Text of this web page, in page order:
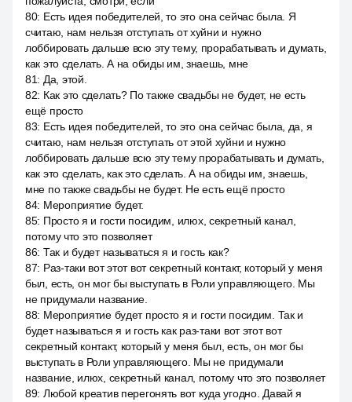
80: Есть идея победителей, то это она сейчас была. Я
считаю, нам нельзя отступать от хуйни и нужно
лоббировать дальше всю эту тему, прорабатывать и думать,
как это сделать. А на обиды им, знаешь, мне
81: Да, этой.
82: Как это сделать? По также свадьбы не будет, не есть
ещё просто
83: Есть идея победителей, то это она сейчас была, да, я
считаю, нам нельзя отступать от этой хуйни и нужно
лоббировать дальше всю эту тему прорабатывать и думать,
как это сделать, как это сделать. А на обиды им, знаешь,
мне по также свадьбы не будет. Не есть ещё просто
84: Мероприятие будет.
85: Просто я и гости посидим, илюх, секретный канал,
потому что это позволяет
86: Так и будет называться я и гость как?
87: Раз-таки вот этот вот секретный контакт, который у меня
был, есть, он мог бы выступать в Роли управляющего. Мы
не придумали название.
88: Мероприятие будет просто я и гости посидим. Так и
будет называться я и гость как раз-таки вот этот вот
секретный контакт, который у меня был, есть, он мог бы
выступать в Роли управляющего. Мы не придумали
название, илюх, секретный канал, потому что это позволяет
89: Любой креатив перегонять вот куда угодно. Давай я